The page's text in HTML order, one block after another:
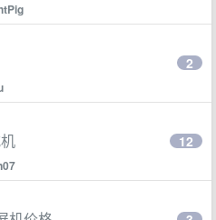
2
12